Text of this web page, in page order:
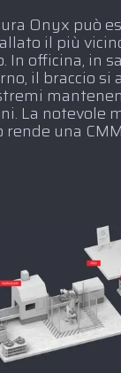
Onyx può
il più
In officina, in
il braccio si
La notevole
rende una